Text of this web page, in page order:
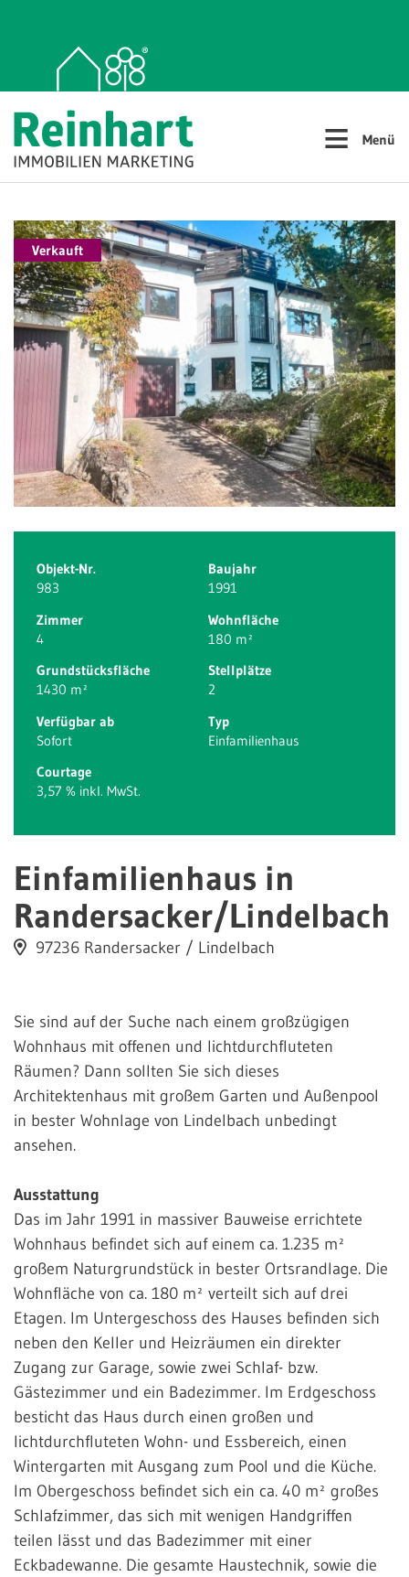
≡ Menü
Verkauft
Objekt-Nr.
983
Baujahr
1991
Zimmer
4
Wohnfläche
180 m²
Grundstücksfläche
1430 m²
Stellplätze
2
Verfügbar ab
Sofort
Typ
Einfamilienhaus
Courtage
3,57 % inkl. MwSt.
Einfamilienhaus in
Randersacker/Lindelbach
97236 Randersacker / Lindelbach
Sie sind auf der Suche nach einem großzügigen
Wohnhaus mit offenen und lichtdurchfluteten
Räumen? Dann sollten Sie sich dieses
Architektenhaus mit großem Garten und Außenpool
in bester Wohnlage von Lindelbach unbedingt
ansehen.
Ausstattung
Das im Jahr 1991 in massiver Bauweise errichtete
Wohnhaus befindet sich auf einem ca. 1.235 m²
großem Naturgrundstück in bester Ortsrandlage. Die
Wohnfläche von ca. 180 m² verteilt sich auf drei
Etagen. Im Untergeschoss des Hauses befinden sich
neben den Keller und Heizräumen ein direkter
Zugang zur Garage, sowie zwei Schlaf- bzw.
Gästezimmer und ein Badezimmer. Im Erdgeschoss
besticht das Haus durch einen großen und
lichtdurchfluteten Wohn- und Essbereich, einen
Wintergarten mit Ausgang zum Pool und die Küche.
Im Obergeschoss befindet sich ein ca. 40 m² großes
Schlafzimmer, das sich mit wenigen Handgriffen
teilen lässt und das Badezimmer mit einer
Eckbadewanne. Die gesamte Haustechnik, sowie die